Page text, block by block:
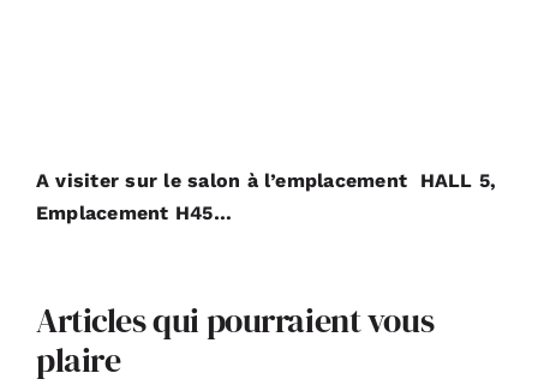
A visiter sur le salon à l’emplacement HALL 5,
Emplacement H45…
Articles qui pourraient vous
plaire